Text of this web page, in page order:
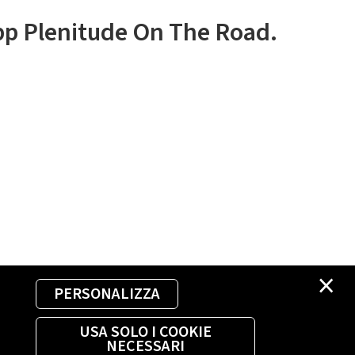
×
PERSONALIZZA
USA SOLO I COOKIE
NECESSARI
Plenitude On The Road.